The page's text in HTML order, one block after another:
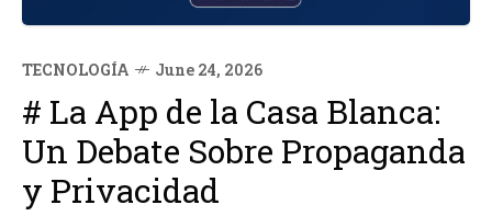
TECNOLOGÍA June 24, 2026
# La App de la Casa Blanca:
Un Debate Sobre Propaganda
y Privacidad